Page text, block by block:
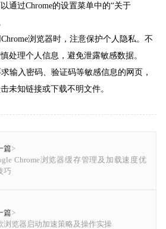
通过Chrome的设置菜单中的“关于
浏览器时，注意保护个人隐私。不
处理个人信息，避免泄露敏感数据。
输入密码、验证码等敏感信息的网页，
未知链接或下载不明文件。
篇>
Chrome浏览器缓存管理及加载速度优
巧
篇>
浏览器启动加速策略及操作实操